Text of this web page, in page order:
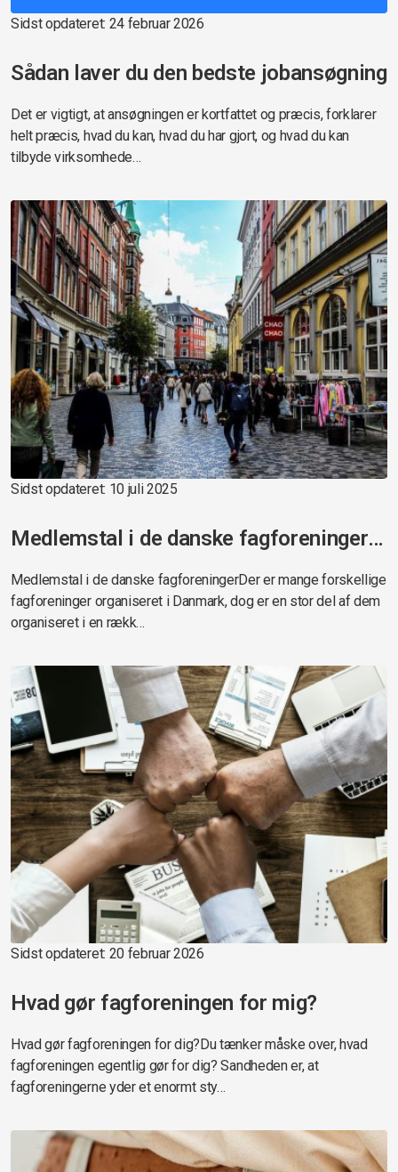
Sidst opdateret: 24 februar 2026
Sådan laver du den bedste jobansøgning
Det er vigtigt, at ansøgningen er kortfattet og præcis, forklarer
helt præcis, hvad du kan, hvad du har gjort, og hvad du kan
tilbyde virksomhede…
Sidst opdateret: 10 juli 2025
Medlemstal i de danske fagforeninger og a-kasser
Medlemstal i de danske fagforeningerDer er mange forskellige
fagforeninger organiseret i Danmark, dog er en stor del af dem
organiseret i en rækk…
Sidst opdateret: 20 februar 2026
Hvad gør fagforeningen for mig?
Hvad gør fagforeningen for dig?Du tænker måske over, hvad
fagforeningen egentlig gør for dig? Sandheden er, at
fagforeningerne yder et enormt sty…